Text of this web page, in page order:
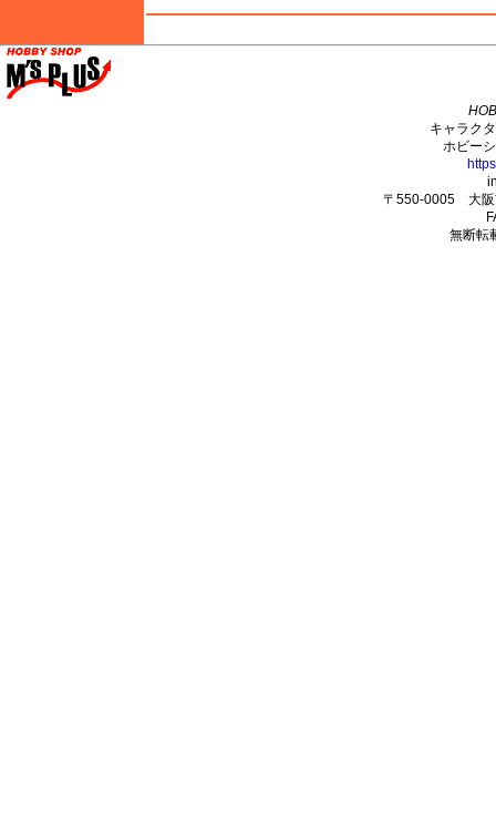
キャラク
ホビー
〒550-0005 大阪
無断転